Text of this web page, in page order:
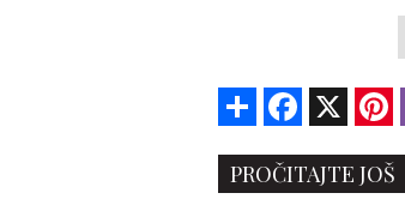
Share Facebook
PROČITAJTE JOŠ